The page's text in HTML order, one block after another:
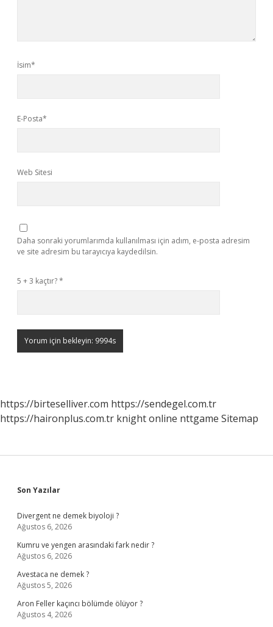
İsim*
E-Posta*
Web Sitesi
Daha sonraki yorumlarımda kullanılması için adım, e-posta adresim
ve site adresim bu tarayıcıya kaydedilsin.
5 + 3 kaçtır?*
https://birteselliver.com https://sendegel.com.tr
https://haironplus.com.tr knight online nttgame Sitemap
Sidebar
Son Yazılar
Divergent ne demek biyoloji ?
Ağustos 6, 2026
Kumru ve yengen arasındaki fark nedir ?
Ağustos 6, 2026
Avestaca ne demek ?
Ağustos 5, 2026
Aron Feller kaçıncı bölümde ölüyor ?
Ağustos 4, 2026